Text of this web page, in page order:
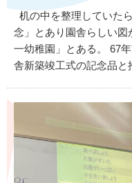
机の中を整理していた
念」とあり園舎らしい図
一幼稚園」とある。 67
舎新築竣工式の記念品